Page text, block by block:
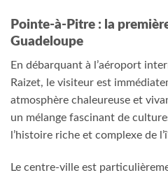
Pointe-à-Pitre : la
Guadeloupe
En débarquant à l’aéroport
Raizet, le visiteur est
atmosphère chaleureuse et
un mélange fascinant de
l’histoire riche et complexe de
Le centre-ville est